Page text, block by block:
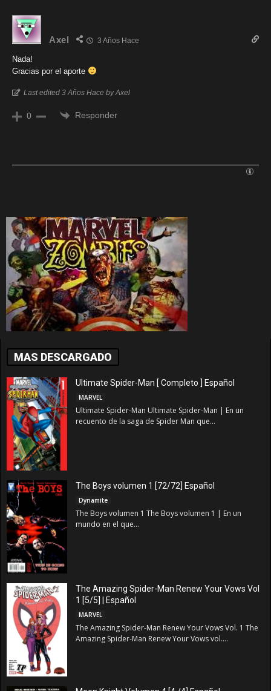
Axel 3 Años Hace
Nada!
Gracias por el aporte
Last edited 3 Años Hace by Axel
0 Responder
MAS DESCARGADO
Ultimate Spider-Man [ Completo ] Español
MARVEL
Ultimate Spider-Man Ultimate Spider-Man | En un
recuento de la saga de Spider Man que...
The Boys volumen 1 [72/72] Español
Dynamite
The Boys volumen 1 The Boys volumen 1 | En un
mundo en el que...
The Amazing Spider-Man Renew Your Vows Vol
1 [5/5] | Español
MARVEL
The Amazing Spider-Man Renew Your Vows Vol. 1 The
Amazing Spider-Man Renew Your Vows vol....